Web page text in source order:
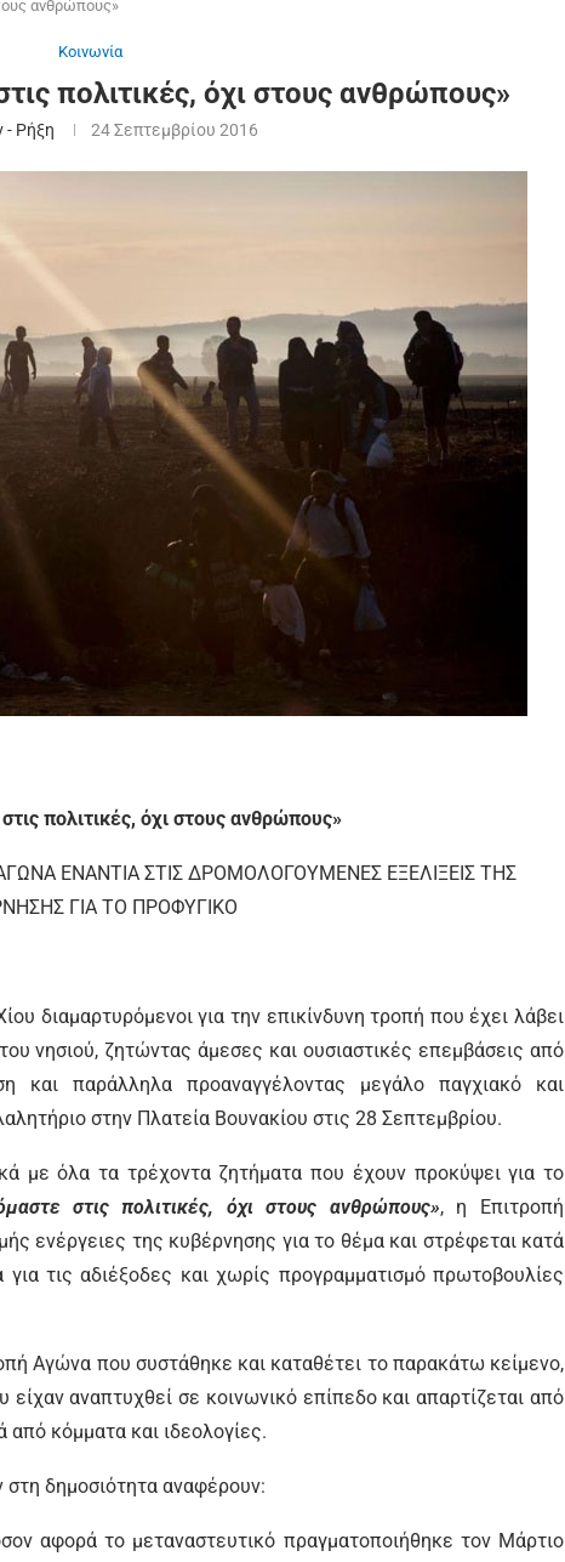
ανθρώπους»
Κοινωνία
πολιτικές, όχι στους ανθρώπους»
- Ρήξη 24 Σεπτεμβρίου 2016
πολιτικές, όχι στους ανθρώπους»
ΕΝΑΝΤΙΑ ΣΤΙΣ ΔΡΟΜΟΛΟΓΟΥΜΕΝΕΣ ΕΞΕΛΙΞΕΙΣ ΤΗΣ
ΓΙΑ ΤΟ ΠΡΟΦΥΓΙΚΟ
διαμαρτυρόμενοι για την επικίνδυνη τροπή που έχει λάβει
νησιού, ζητώντας άμεσες και ουσιαστικές επεμβάσεις από
και παράλληλα προαναγγέλοντας μεγάλο παγχιακό και
στην Πλατεία Βουνακίου στις 28 Σεπτεμβρίου.
με όλα τα τρέχοντα ζητήματα που έχουν προκύψει για το
στις πολιτικές, όχι στους ανθρώπους», η Επιτροπή
ενέργειες της κυβέρνησης για το θέμα και στρέφεται κατά
τις αδιέξοδες και χωρίς προγραμματισμό πρωτοβουλίες
Αγώνα που συστάθηκε και καταθέτει το παρακάτω κείμενο,
αναπτυχθεί σε κοινωνικό επίπεδο και απαρτίζεται από
κόμματα και ιδεολογίες.
δημοσιότητα αναφέρουν:
αφορά το μεταναστευτικό πραγματοποιήθηκε τον Μάρτιο